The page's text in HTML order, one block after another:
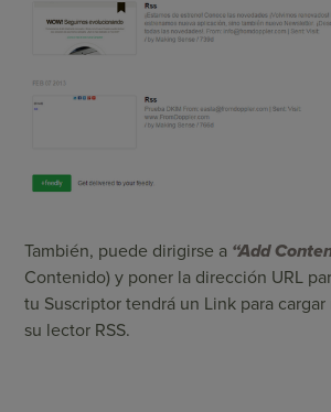
También, puede dirigirse a “Add
Contenido) y poner la dirección URL
tu Suscriptor tendrá un Link para
su lector RSS.